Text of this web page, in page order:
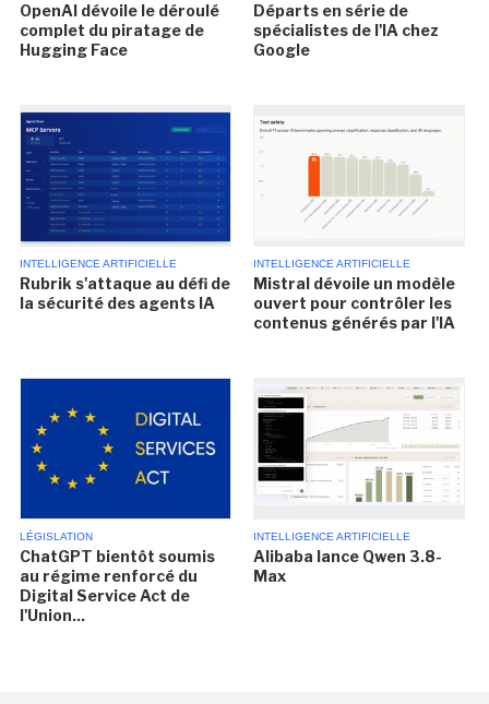
OpenAI dévoile le déroulé
complet du piratage de
Hugging Face
Départs en série de
spécialistes de l'IA chez
Google
INTELLIGENCE ARTIFICIELLE
Rubrik s'attaque au défi de
la sécurité des agents IA
INTELLIGENCE ARTIFICIELLE
Mistral dévoile un modèle
ouvert pour contrôler les
contenus générés par l'IA
LÉGISLATION
ChatGPT bientôt soumis
au régime renforcé du
Digital Service Act de
l'Union...
INTELLIGENCE ARTIFICIELLE
Alibaba lance Qwen 3.8-
Max